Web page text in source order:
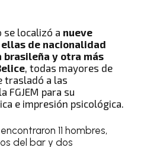
se localizó a nueve
ellas de nacionalidad
brasileña y otra más
, todas mayores de
trasladó a las
FGJEM para su
e impresión psicológica.
11 hombres,
del bar y dos